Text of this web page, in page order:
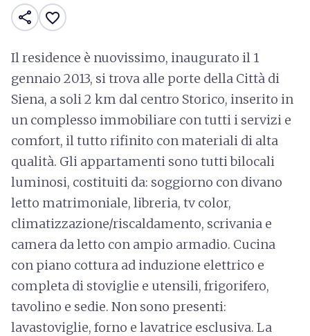
share favorite_border
Il residence è nuovissimo, inaugurato il 1
gennaio 2013, si trova alle porte della Città di
Siena, a soli 2 km dal centro Storico, inserito in
un complesso immobiliare con tutti i servizi e
comfort, il tutto rifinito con materiali di alta
qualità. Gli appartamenti sono tutti bilocali
luminosi, costituiti da: soggiorno con divano
letto matrimoniale, libreria, tv color,
climatizzazione/riscaldamento, scrivania e
camera da letto con ampio armadio. Cucina
con piano cottura ad induzione elettrico e
completa di stoviglie e utensili, frigorifero,
tavolino e sedie. Non sono presenti:
lavastoviglie, forno e lavatrice esclusiva. La